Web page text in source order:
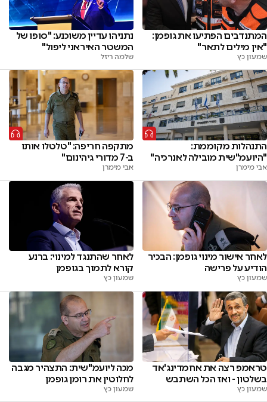
המתנדבים הפתיעו את גופמן:
"אין מילים לתאר"
שמעון כץ
נתניהו עדיין משוכנע: "סופו של
המשטר האיראני ליפול"
שלמה ריזל
התנהלות מקוממת:
"היועמ"שית מובילה לאנרכיה"
אבי מימרן
מתקפה חריפה: "טלטלו אותו
ב-7 מדורי גיהינום"
אבי מימרן
לאחר אישור מינוי גופמן: הבכיר
הודיע על פרישה
שמעון כץ
לאחר שהתנגד למינוי: ברנע
קורא לתמוך בגופמן
שמעון כץ
טראמפ רצה את אחמדינג'אד
בשלטון - ואז הכל השתבש
שמעון כץ
מכה ליועמ"שית: התצהיר מגבה
לחלוטין את רומן גופמן
שמעון כץ